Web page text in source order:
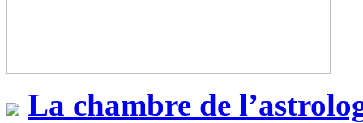
La chambre de